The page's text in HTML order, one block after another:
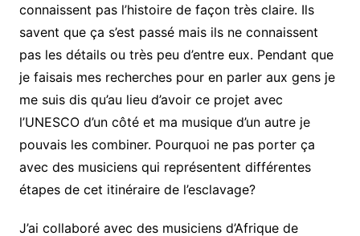
connaissent pas l’histoire de façon très claire. Ils
savent que ça s’est passé mais ils ne connaissent
pas les détails ou très peu d’entre eux. Pendant que
je faisais mes recherches pour en parler aux gens je
me suis dis qu’au lieu d’avoir ce projet avec
l’UNESCO d’un côté et ma musique d’un autre je
pouvais les combiner. Pourquoi ne pas porter ça
avec des musiciens qui représentent différentes
étapes de cet itinéraire de l’esclavage?
J’ai collaboré avec des musiciens d’Afrique de